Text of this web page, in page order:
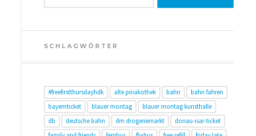
SCHLAGWÖRTER
#freefirstthursdayhdk alte pinakothek bahn
bahn fahren
bayernticket
blauer montag
blauer montag kunsthalle
db
deutsche bahn dm drogeriemarkt
donau-isar-ticket